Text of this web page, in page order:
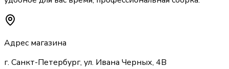
Адрес магазина
г. Санкт-Петербург, ул. Ивана Черных, 4В